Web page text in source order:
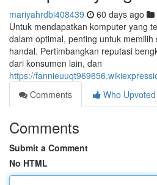
mariyahrdbi408439 60 days ago
Untuk mendapatkan komputer yang
dalam optimal, penting untuk
handal. Pertimbangkan reputasi
dari konsumen lain, dan
https://
Comments
Who Upvoted
Comments
Submit a Comment
No HTML